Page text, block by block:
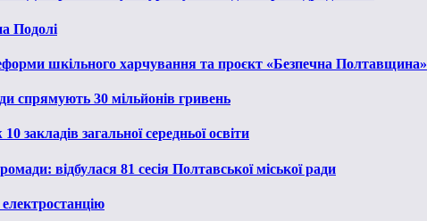
Подолі
шкільного харчування та проєкт «Безпечна Полтавщина»
спрямують 30 мільйонів гривень
закладів загальної середньої освіти
відбулася 81 сесія Полтавської міської ради